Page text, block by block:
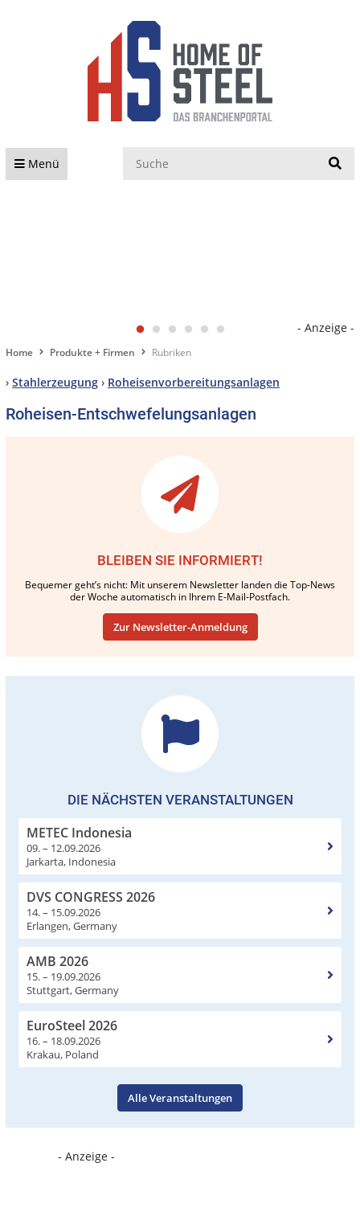
Menü
- Anzeige -
Home Produkte + Firmen Rubriken
› Stahlerzeugung › Roheisenvorbereitungsanlagen
Roheisen-Entschwefelungsanlagen
BLEIBEN SIE INFORMIERT!
Bequemer geht’s nicht: Mit unserem Newsletter landen die Top-News
der Woche automatisch in Ihrem E-Mail-Postfach.
Zur Newsletter-Anmeldung
DIE NÄCHSTEN VERANSTALTUNGEN
METEC Indonesia
09. – 12.09.2026
Jarkarta, Indonesia
DVS CONGRESS 2026
14. – 15.09.2026
Erlangen, Germany
AMB 2026
15. – 19.09.2026
Stuttgart, Germany
EuroSteel 2026
16. – 18.09.2026
Krakau, Poland
Alle Veranstaltungen
- Anzeige -